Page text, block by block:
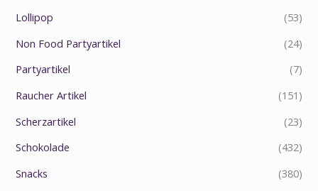
Lollipop
(53)
Non Food Partyartikel
(24)
Partyartikel
(7)
Raucher Artikel
(151)
Scherzartikel
(23)
Schokolade
(432)
Snacks
(380)